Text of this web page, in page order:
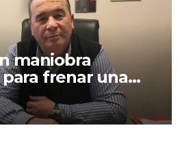
maniobra
frenar una
a los